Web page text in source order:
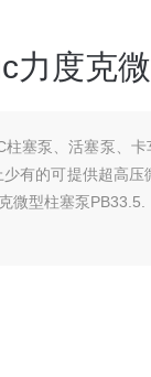
力度克
柱塞泵、活塞泵、
有的可提供超高
微型柱塞泵PB33.5.